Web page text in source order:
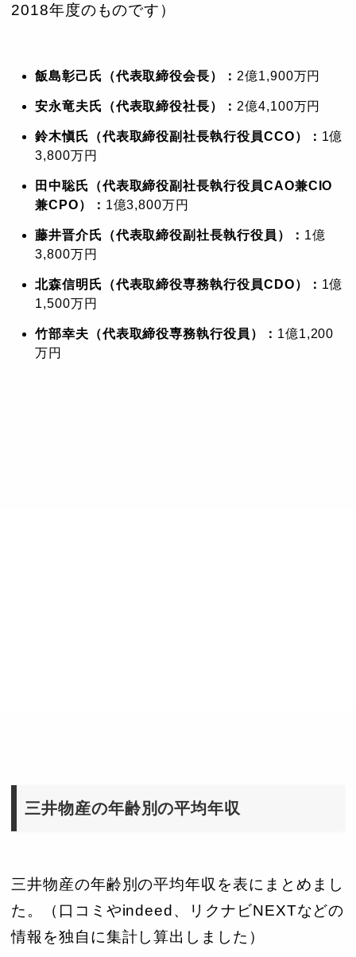
2018年度のものです）
飯島彰己氏（代表取締役会長）： 2億1,900万円
安永竜夫氏（代表取締役社長）： 2億4,100万円
鈴木愼氏（代表取締役副社長執行役員CCO）： 1億
3,800万円
田中聡氏（代表取締役副社長執行役員CAO兼CIO
兼CPO）： 1億3,800万円
藤井晋介氏（代表取締役副社長執行役員）： 1億
3,800万円
北森信明氏（代表取締役専務執行役員CDO）： 1億
1,500万円
竹部幸夫（代表取締役専務執行役員）： 1億1,200
万円
三井物産の年齢別の平均年収
三井物産の年齢別の平均年収を表にまとめまし
た。（口コミやindeed、リクナビNEXTなどの
情報を独自に集計し算出しました）